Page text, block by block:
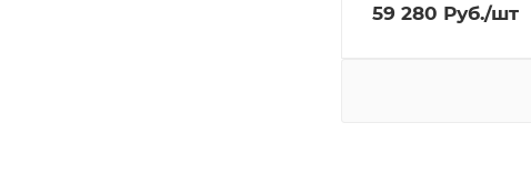
59 280 Руб./шт